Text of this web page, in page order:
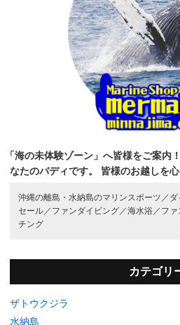
「海の未体験ゾーン」へ皆様をご案内！
なたのバディです。
皆様のお越しを
沖縄の離島・水納島のマリンスポーツ／ ダ
セール／ ファンダイビング／海水浴／ ファ
チング
カテゴリ
ザトウクジラ
水納島